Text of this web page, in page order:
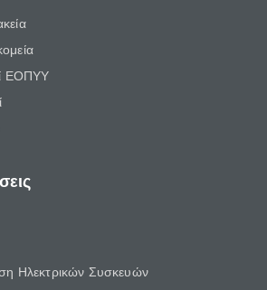
ΕΟΠΥΥ
Ηλεκτρικών Συσκευών